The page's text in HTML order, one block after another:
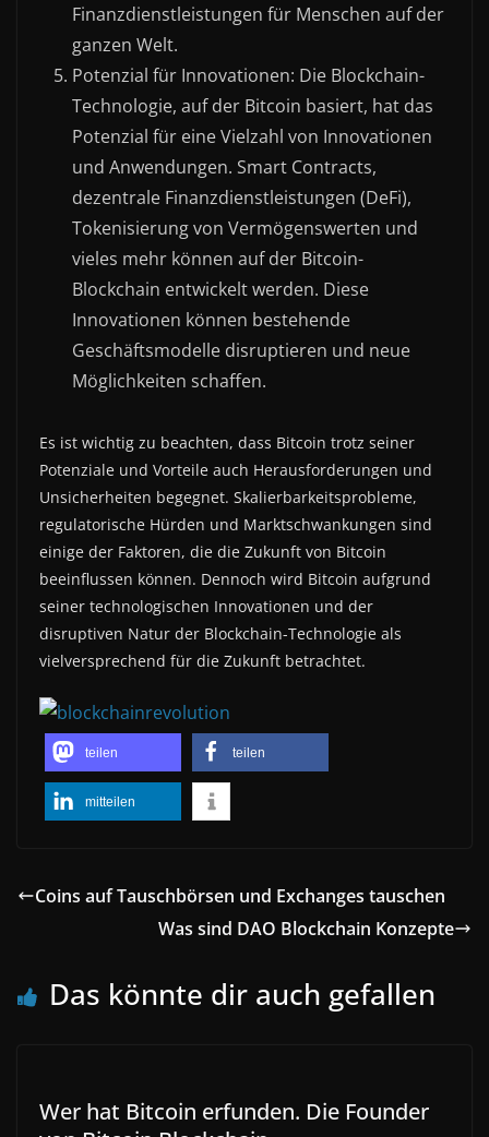
Finanzdienstleistungen für Menschen auf der
ganzen Welt.
Potenzial für Innovationen: Die Blockchain-
Technologie, auf der Bitcoin basiert, hat das
Potenzial für eine Vielzahl von Innovationen
und Anwendungen. Smart Contracts,
dezentrale Finanzdienstleistungen (DeFi),
Tokenisierung von Vermögenswerten und
vieles mehr können auf der Bitcoin-
Blockchain entwickelt werden. Diese
Innovationen können bestehende
Geschäftsmodelle disruptieren und neue
Möglichkeiten schaffen.
Es ist wichtig zu beachten, dass Bitcoin trotz seiner
Potenziale und Vorteile auch Herausforderungen und
Unsicherheiten begegnet. Skalierbarkeitsprobleme,
regulatorische Hürden und Marktschwankungen sind
einige der Faktoren, die die Zukunft von Bitcoin
beeinflussen können. Dennoch wird Bitcoin aufgrund
seiner technologischen Innovationen und der
disruptiven Natur der Blockchain-Technologie als
vielversprechend für die Zukunft betrachtet.
teilen teilen
mitteilen
Coins auf Tauschbörsen und Exchanges tauschen
Was sind DAO Blockchain Konzepte
Das könnte dir auch gefallen
Wer hat Bitcoin erfunden. Die Founder